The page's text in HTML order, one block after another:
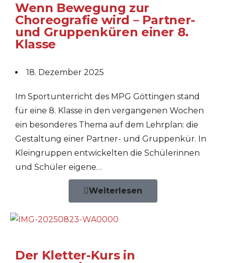
Wenn Bewegung zur
Choreografie wird – Partner-
und Gruppenküren einer 8.
Klasse
18. Dezember 2025
Im Sportunterricht des MPG Göttingen stand
für eine 8. Klasse in den vergangenen Wochen
ein besonderes Thema auf dem Lehrplan: die
Gestaltung einer Partner- und Gruppenkür. In
Kleingruppen entwickelten die Schülerinnen
und Schüler eigene…
Weiterlesen
Der Kletter-Kurs in